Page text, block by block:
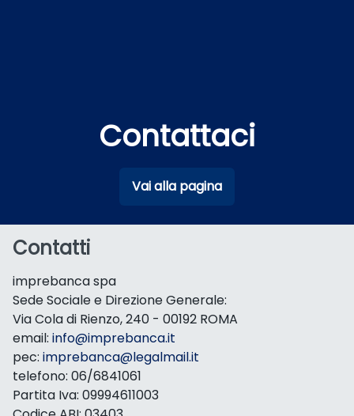
Contattaci
Vai alla pagina
Contatti
imprebanca spa
Sede Sociale e Direzione Generale:
Via Cola di Rienzo, 240 - 00192 ROMA
email: info@imprebanca.it
pec: imprebanca@legalmail.it
telefono: 06/6841061
Partita Iva: 09994611003